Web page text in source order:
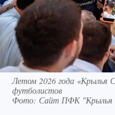
Летом 2026 года «Крылья
футболистов
Фото: Сайт ПФК "Крылья